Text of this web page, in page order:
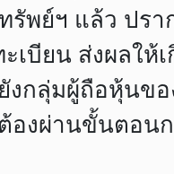
พย์ฯ แล้ว ปร
บียน ส่งผลให้
กลุ่มผู้ถือหุ้นข
องผ่านขั้นตอน